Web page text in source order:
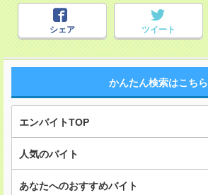
シェア ツイート
かんたん検索はこちら
エンバイトTOP
人気のバイト
あなたへのおすすめバイト